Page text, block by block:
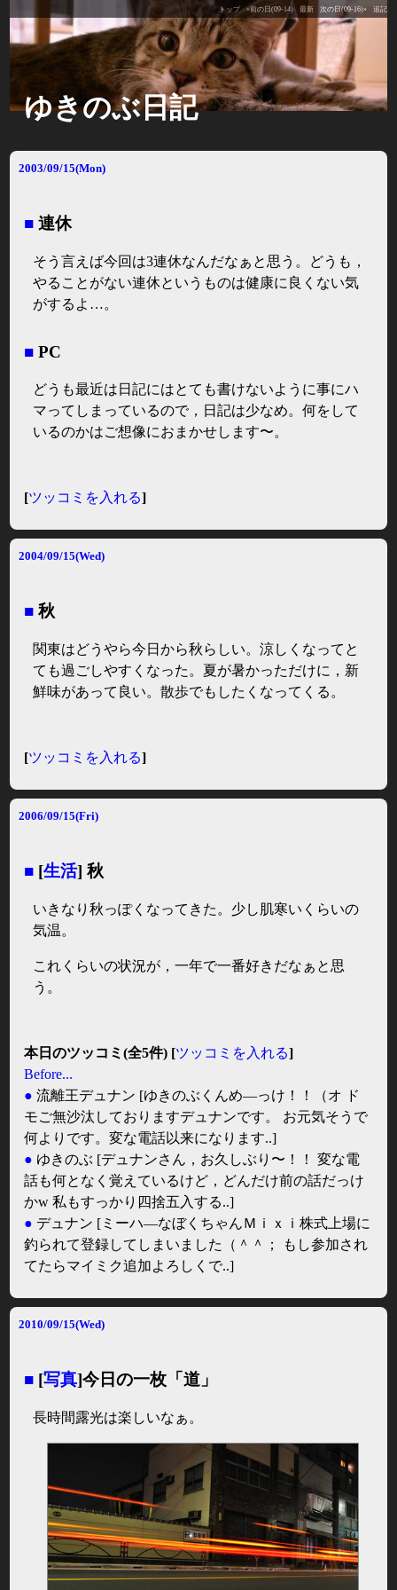
トップ «前の日(09-14) 最新 次の日(09-16)» 追記
ゆきのぶ日記
2003/09/15(Mon)
■ 連休
そう言えば今回は3連休なんだなぁと思う。どうも，
やることがない連休というものは健康に良くない気
がするよ…。
■ PC
どうも最近は日記にはとても書けないように事にハ
マってしまっているので，日記は少なめ。何をして
いるのかはご想像におまかせします〜。
[ツッコミを入れる]
2004/09/15(Wed)
■ 秋
関東はどうやら今日から秋らしい。涼しくなってと
ても過ごしやすくなった。夏が暑かっただけに，新
鮮味があって良い。散歩でもしたくなってくる。
[ツッコミを入れる]
2006/09/15(Fri)
■ [生活] 秋
いきなり秋っぽくなってきた。少し肌寒いくらいの
気温。
これくらいの状況が，一年で一番好きだなぁと思
う。
本日のツッコミ(全5件) [ツッコミを入れる]
Before...
● 流離王デュナン [ゆきのぶくんめ―っけ！！（オ ド
モご無沙汰しておりますデュナンです。 お元気そうで
何よりです。変な電話以来になります..]
● ゆきのぶ [デュナンさん，お久しぶり〜！！ 変な電
話も何となく覚えているけど，どんだけ前の話だっけ
かw 私もすっかり四捨五入する..]
● デュナン [ミーハ―なぼくちゃんＭｉｘｉ株式上場に
釣られて登録してしまいました（＾＾； もし参加され
てたらマイミク追加よろしくで..]
2010/09/15(Wed)
■ [写真]今日の一枚「道」
長時間露光は楽しいなぁ。